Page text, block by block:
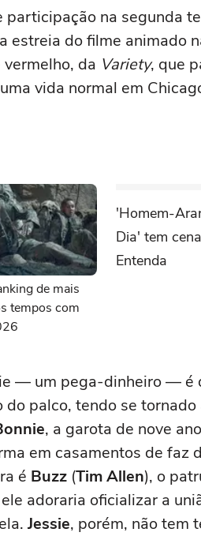
na segunda
estreia do filme animado
da Variety, que
vida normal em
de mais
tempos com
'Homem-
Dia' tem
Entenda
— um pega-dinheiro — é
palco, tendo se tornado
, a garota de nove
em casamentos de faz
é Buzz (Tim Allen), o
adoraria oficializar a
Jessie, porém, não tem